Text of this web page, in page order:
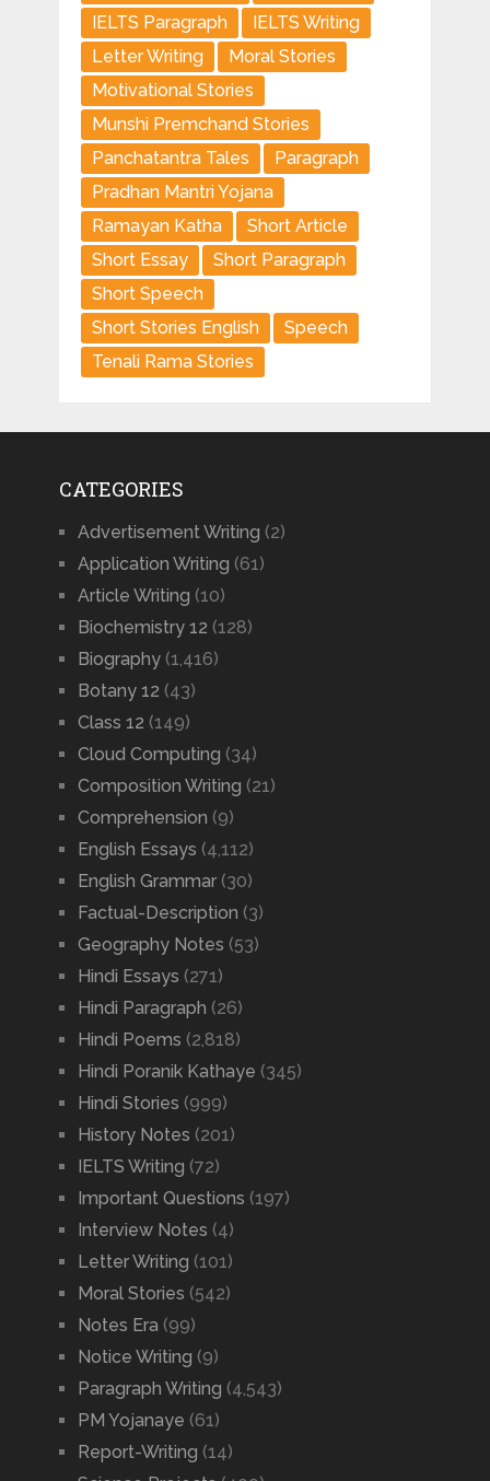
IELTS Paragraph
IELTS Writing
Letter Writing
Moral Stories
Motivational Stories
Munshi Premchand Stories
Panchatantra Tales
Paragraph
Pradhan Mantri Yojana
Ramayan Katha
Short Article
Short Essay
Short Paragraph
Short Speech
Short Stories English
Speech
Tenali Rama Stories
CATEGORIES
Advertisement Writing (2)
Application Writing (61)
Article Writing (10)
Biochemistry 12 (128)
Biography(1,416)
Botany 12 (43)
Class 12 (149)
Cloud Computing (34)
Composition Writing (21)
Comprehension (9)
English Essays (4,112)
English Grammar(30)
Factual-Description (3)
Geography Notes (53)
Hindi Essays (271)
Hindi Paragraph (26)
Hindi Poems (2,818)
Hindi Poranik Kathaye (345)
Hindi Stories (999)
History Notes (201)
IELTS Writing (72)
Important Questions (197)
Interview Notes (4)
Letter Writing (101)
Moral Stories (542)
Notes Era (99)
Notice Writing (9)
Paragraph Writing (4,543)
PM Yojanaye (61)
Report-Writing (14)